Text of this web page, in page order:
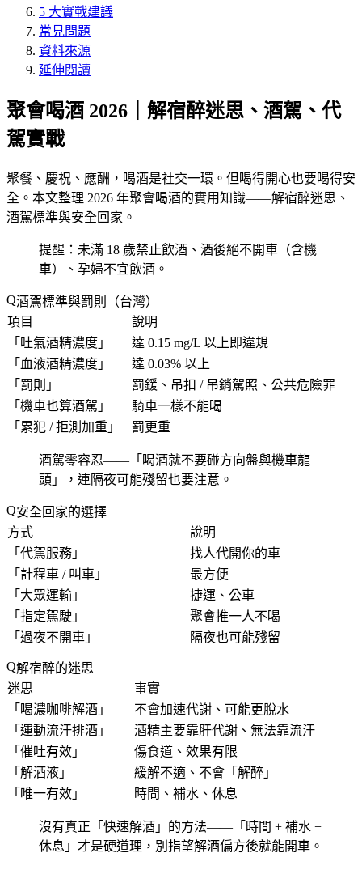
5 大實戰建議
常見問題
資料來源
延伸閱讀
聚會喝酒 2026｜解宿醉迷思、酒駕、代
駕實戰
聚餐、慶祝、應酬，喝酒是社交一環。但喝得開心也要喝得安
全。本文整理 2026 年聚會喝酒的實用知識——解宿醉迷思、
酒駕標準與安全回家。
提醒：未滿 18 歲禁止飲酒、酒後絕不開車（含機
車）、孕婦不宜飲酒。
酒駕標準與罰則（台灣）
項目
說明
「 吐氣酒精濃度 」
達 0.15 mg/L 以上即違規
「 血液酒精濃度 」
達 0.03% 以上
「 罰則 」
罰鍰、吊扣 / 吊銷駕照、公共危險罪
「 機車也算酒駕 」
騎車一樣不能喝
「 累犯 / 拒測加重 」 罰更重
酒駕零容忍——「 喝酒就不要碰方向盤與機車龍
頭 」，連隔夜可能殘留也要注意。
安全回家的選擇
方式
說明
「 代駕服務 」
找人代開你的車
「 計程車 / 叫車 」
最方便
「 大眾運輸 」
捷運、公車
「 指定駕駛 」
聚會推一人不喝
「 過夜不開車 」 隔夜也可能殘留
解宿醉的迷思
迷思
事實
「 喝濃咖啡解酒 」
不會加速代謝、可能更脫水
「 運動流汗排酒 」
酒精主要靠肝代謝、無法靠流汗
「 催吐有效 」
傷食道、效果有限
「 解酒液 」
緩解不適、不會「解醉」
「 唯一有效 」 時間、補水、休息
沒有真正「快速解酒」的方法——「 時間 + 補水 +
休息 」才是硬道理，別指望解酒偏方後就能開車。